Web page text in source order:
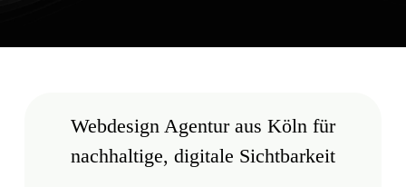
Webdesign Agentur aus Köln für
nachhaltige, digitale Sichtbarkeit